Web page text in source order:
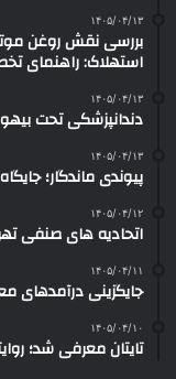
۱۴۰۵/۰۴/۱۳
بررسی نقش روغن
استهلاک: راهنمای
۱۴۰۵/۰۴/۱۳
دندانپزشکی تحت
۱۴۰۵/۰۴/۱۳
پیوندی ماندگار؛
۱۴۰۵/۰۴/۱۲
اتحادیه های صنفی تهران در روزهای
۱۴۰۵/۰۴/۱۱
جایگزینی درآمدهای
۱۴۰۵/۰۴/۱۰
تایتان معرفی شد؛